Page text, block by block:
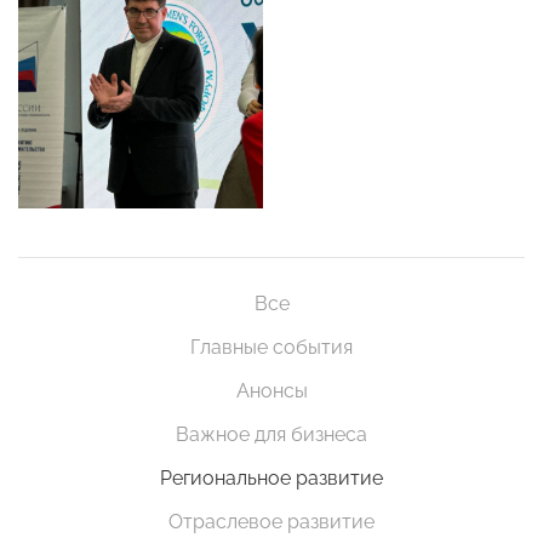
Все
Главные события
Анонсы
Важное для бизнеса
Региональное развитие
Отраслевое развитие